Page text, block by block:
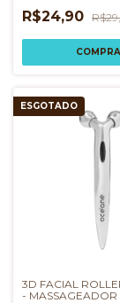
R$24,90
ESGOTADO
3D FACIAL
- MASSAGEADOR